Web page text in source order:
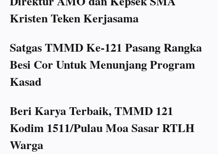
Kristen Teken Kerjasama
Satgas TMMD Ke-121 Pasang Rangka
Besi Cor Untuk Menunjang Program
Kasad
Beri Karya Terbaik, TMMD 121
Kodim 1511/Pulau Moa Sasar RTLH
Warga